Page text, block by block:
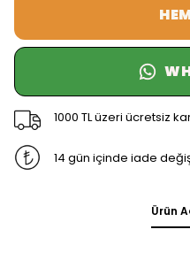
1000 TL üzeri ücretsiz
14 gün içinde iade
Ürün